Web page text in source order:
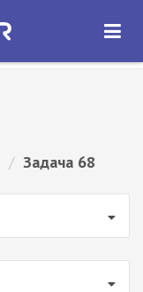
ОТКРЫТЬ
/ Задача 68